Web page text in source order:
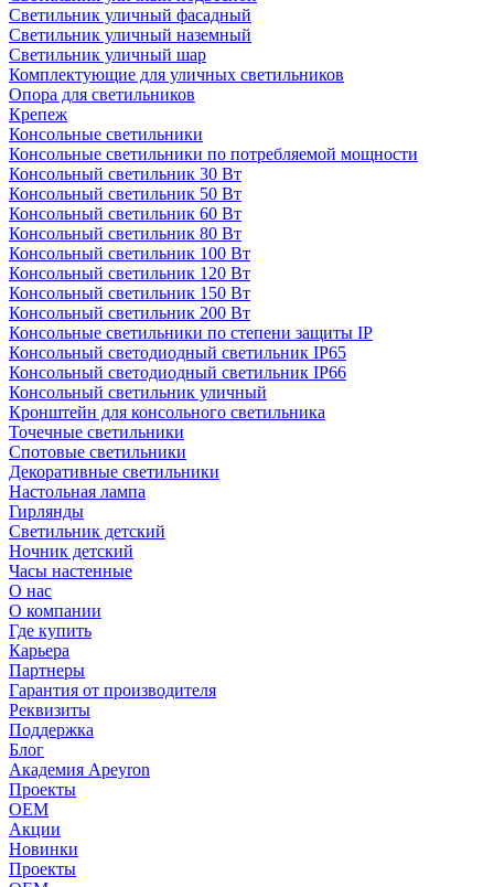
Светильник уличный фасадный
Светильник уличный наземный
Cветильник уличный шар
Комплектующие для уличных светильников
Опора для светильников
Крепеж
Консольные светильники
Консольные светильники по потребляемой мощности
Консольный светильник 30 Вт
Консольный светильник 50 Вт
Консольный светильник 60 Вт
Консольный светильник 80 Вт
Консольный светильник 100 Вт
Консольный светильник 120 Вт
Консольный светильник 150 Вт
Консольный светильник 200 Вт
Консольные светильники по степени защиты IP
Консольный светодиодный светильник IP65
Консольный светодиодный светильник IP66
Консольный светильник уличный
Кронштейн для консольного светильника
Точечные светильники
Спотовые светильники
Декоративные светильники
Настольная лампа
Гирлянды
Светильник детский
Ночник детский
Часы настенные
О нас
О компании
Где купить
Карьера
Партнеры
Гарантия от производителя
Реквизиты
Поддержка
Блог
Академия Apeyron
Проекты
ОЕМ
Акции
Новинки
Проекты